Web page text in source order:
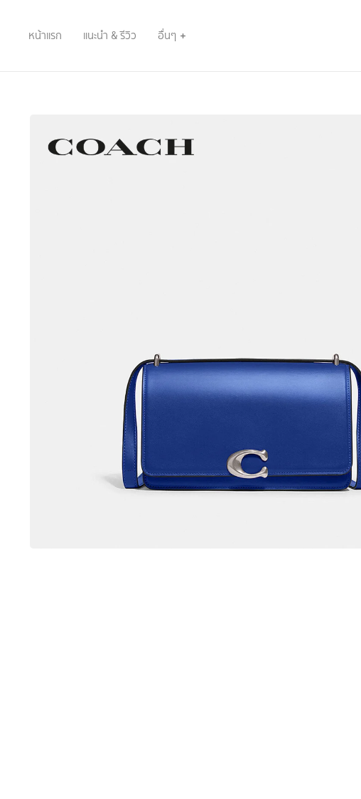
หน้าแรก แนะนำ & รีวิว อื่นๆ